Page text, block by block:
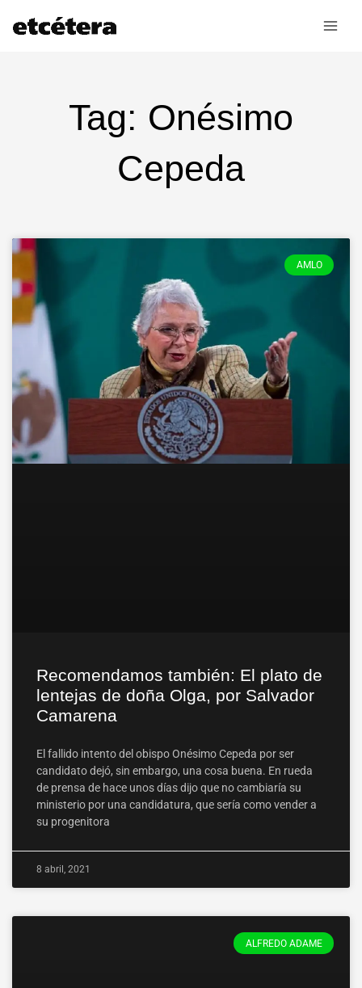
Tag: Onésimo
Cepeda
AMLO
Recomendamos también: El plato de
lentejas de doña Olga, por Salvador
Camarena
El fallido intento del obispo Onésimo Cepeda por ser
candidato dejó, sin embargo, una cosa buena. En rueda
de prensa de hace unos días dijo que no cambiaría su
ministerio por una candidatura, que sería como vender a
su progenitora
8 abril, 2021
ALFREDO ADAME